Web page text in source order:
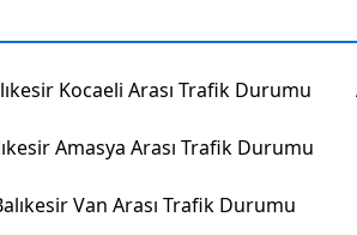
Kocaeli Arası Trafik Durumu
Amasya Arası Trafik Durumu
Van Arası Trafik Durumu